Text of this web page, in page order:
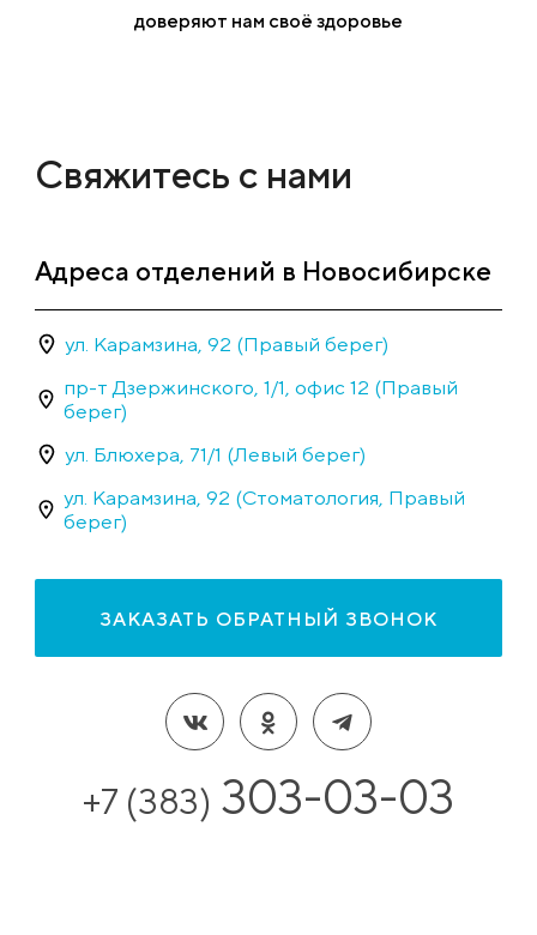
доверяют нам своё здоровье
Свяжитесь с нами
Адреса отделений в Новосибирске
ул. Карамзина, 92 (Правый берег)
пр-т Дзержинского, 1/1, офис 12 (Правый
берег)
ул. Блюхера, 71/1 (Левый берег)
ул. Карамзина, 92 (Стоматология, Правый
берег)
ЗАКАЗАТЬ ОБРАТНЫЙ ЗВОНОК
+7 (383) 303-03-03